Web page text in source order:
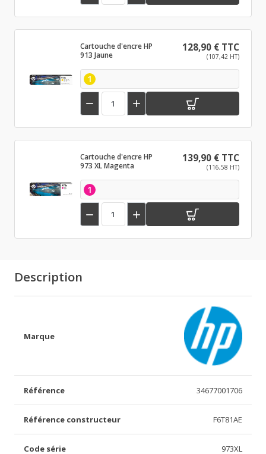
Cartouche d'encre HP
913 Jaune
128,90 € TTC
(107,42 HT)
1
 
Cartouche d'encre HP
973 XL Magenta
139,90 € TTC
(116,58 HT)
1
 
Description
Marque
Référence 34677001706
Référence constructeur F6T81AE
Code série 973XL